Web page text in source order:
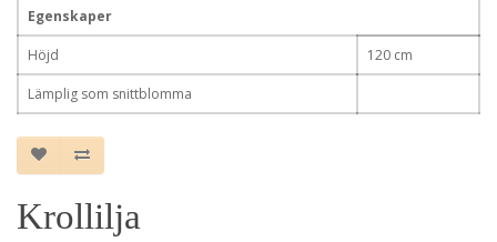
Egenskaper
Höjd 120 cm
Lämplig som snittblomma
Krollilja